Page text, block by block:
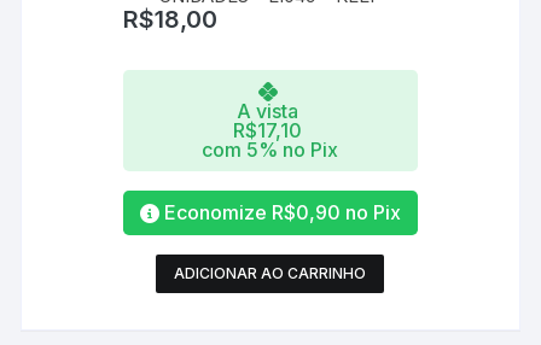
R$18,00
A vista
R$17,10
com 5% no Pix
Economize R$0,90 no Pix
ADICIONAR AO CARRINHO